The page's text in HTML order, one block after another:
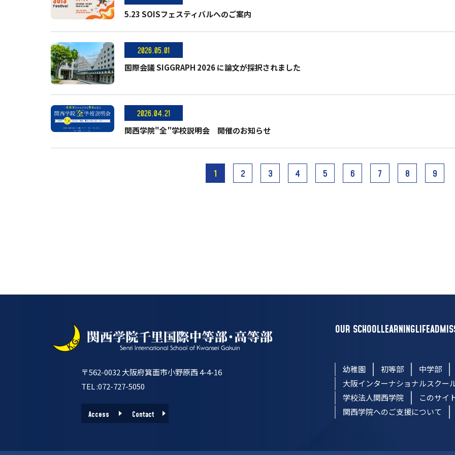
5.23 SOISフェスティバルへのご案内
2026.05.01
国際会議 SIGGRAPH 2026 に論文が採択されました
2026.04.21
関西学院"全″学校説明会 開催のお知らせ
1 2 3 4 5 6 7 8 9
〒562-0032 大阪府箕面市小野原西 4-4-16
TEL :072-727-5050
Access Contact
OUR SCHOOLLEARNINGLIFE
幼稚園 初等部
中学部
大阪インターナショナルスクー
学校法人関西学院
このサイ
関西学院へのご支援について